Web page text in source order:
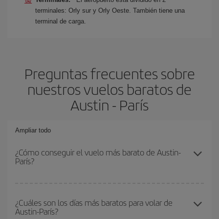
terminales: Orly sur y Orly Oeste. También tiene una
terminal de carga.
Preguntas frecuentes sobre
nuestros vuelos baratos de
Austin - París
Ampliar todo
¿Cómo conseguir el vuelo más barato de Austin-
París?
conseguir el vuelo más barato si evitas temporadas altas,
compras con antelación y puedes ser flexible con las fechas y
¿Cuáles son los días más baratos para volar de
Austin-París?